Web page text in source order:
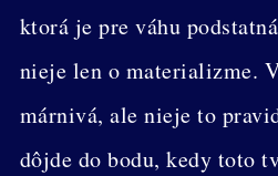
ktorá je pre váhu
nieje len o materializme.
márnivá, ale nieje to
dôjde do bodu, kedy toto